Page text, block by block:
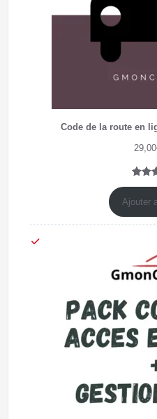
Code de la route en
29,00
sur
client
Ajouter